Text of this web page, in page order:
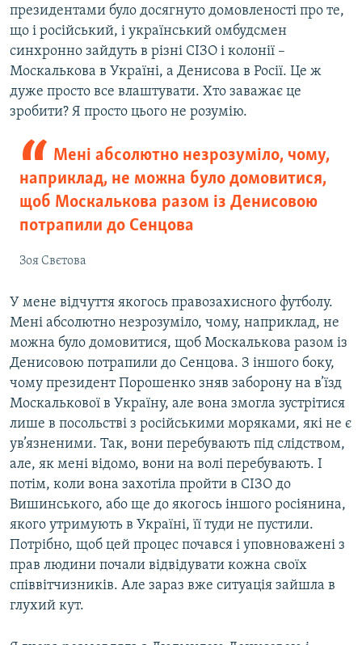
президентами було досягнуто домовленості про те,
що і російський, і український омбудсмен
синхронно зайдуть в різні СІЗО і колонії –
Москалькова в Україні, а Денисова в Росії. Це ж
дуже просто все влаштувати. Хто заважає це
зробити? Я просто цього не розумію.
Мені абсолютно незрозуміло, чому,
наприклад, не можна було домовитися,
щоб Москалькова разом із Денисовою
потрапили до Сенцова
Зоя Свєтова
У мене відчуття якогось правозахисного футболу.
Мені абсолютно незрозуміло, чому, наприклад, не
можна було домовитися, щоб Москалькова разом із
Денисовою потрапили до Сенцова. З іншого боку,
чому президент Порошенко зняв заборону на в’їзд
Москалькової в Україну, але вона змогла зустрітися
лише в посольстві з російськими моряками, які не є
ув’язненими. Так, вони перебувають під слідством,
але, як мені відомо, вони на волі перебувають. І
потім, коли вона захотіла пройти в СІЗО до
Вишинського, або ще до якогось іншого росіянина,
якого утримують в Україні, її туди не пустили.
Потрібно, щоб цей процес почався і уповноважені з
прав людини почали відвідувати кожна своїх
співвітчизників. Але зараз вже ситуація зайшла в
глухий кут.